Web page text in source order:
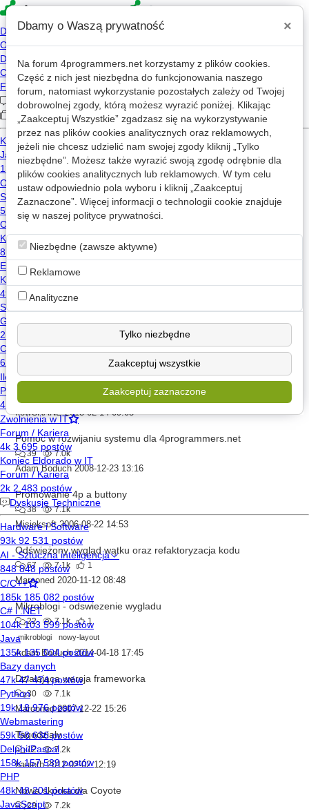
4p » Forum
Coyote
« 1 2 ... 217 222 »
Github
Liczba przekierowań: 4438
Test
Nowy wątek
Backtick po raz kolejny
coyote
komentarze
2012-12-20 06:33
Widok profilu uzytkownika
19 6.9k
5
flowCRANE 2013-02-14 09:03
Pomoc w rozwijaniu systemu dla 4programmers.net
39 7.0k
Adam Boduch 2008-12-23 13:16
Promowanie 4p a buttony
38 7.1k
Misieksoft 2006-08-22 14:53
Odświeżony wygląd wątku oraz refaktoryzacja kodu
67 7.1k 1
Marooned 2020-11-12 08:48
Mikroblogi - odswiezenie wygladu
22 7.1k
1
mikroblogi
nowy-layout
Adam Boduch 2014-04-18 17:45
Działająca wersja frameworka
30 7.1k
Marooned 2007-12-22 15:26
Tagodziały
12 7.2k
hauleth 2012-02-02 12:19
Nowa skórka dla Coyote
29 7.2k
Dbamy o Waszą prywatność ×
Na forum 4programmers.net korzystamy z plików cookies.
Część z nich jest niezbędna do funkcjonowania naszego
forum, natomiast wykorzystanie pozostałych zależy od Twojej
dobrowolnej zgody, którą możesz wyrazić poniżej. Klikając
„Zaakceptuj Wszystkie” zgadzasz się na wykorzystywanie
przez nas plików cookies analitycznych oraz reklamowych,
jeżeli nie chcesz udzielić nam swojej zgody kliknij „Tylko
niezbędne”. Możesz także wyrazić swoją zgodę odrębnie dla
plików cookies analitycznych lub reklamowych. W tym celu
ustaw odpowiednio pola wyboru i kliknij „Zaakceptuj
Zaznaczone”. Więcej informacji o technologii cookie znajduje
się w naszej polityce prywatności.
Niezbędne (zawsze aktywne)
Reklamowe
Analityczne
Tylko niezbędne
Zaakceptuj wszystkie
Zaakceptuj zaznaczone